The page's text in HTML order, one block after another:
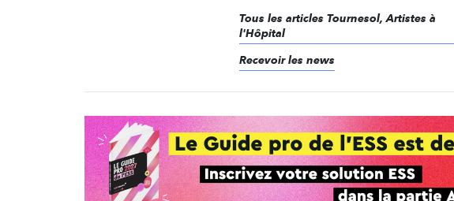
Tous les articles Tournesol, Artistes à
l'Hôpital
Recevoir les news